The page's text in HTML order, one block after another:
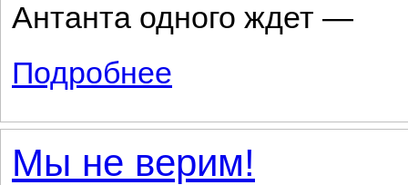
Антанта одного ждет —
Подробнее
Мы не верим!